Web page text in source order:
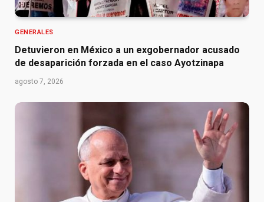
GENERALES
Detuvieron en México a un exgobernador acusado
de desaparición forzada en el caso Ayotzinapa
agosto 7, 2026